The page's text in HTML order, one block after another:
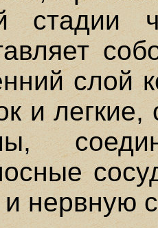
стадии
слой
и легкие,
нервную